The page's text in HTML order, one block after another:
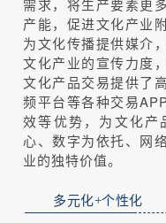
需求，将生产要素更
产能，促进文化产业
为文化传播提供媒介
文化产业的宣传力度
文化产品交易提供了
频平台等各种交易
效等优势，为文化产
心、数字为依托、网
业的独特价值。
多元化+个性化